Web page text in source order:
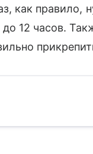
как правило,
12 часов.